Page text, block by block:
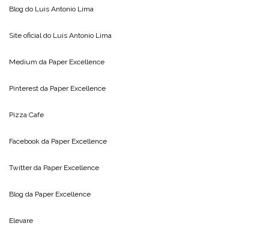
Blog do Luis Antonio Lima
Site oficial do Luis Antonio Lima
Medium da Paper Excellence
Pinterest da Paper Excellence
Pizza Cafe
Facebook da Paper Excellence
Twitter da Paper Excellence
Blog da Paper Excellence
Elevare